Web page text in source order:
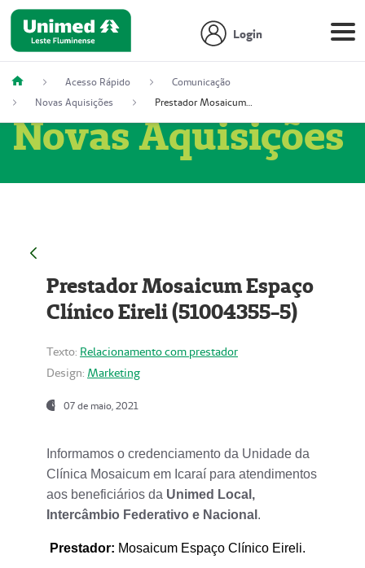
Login
Acesso Rápido
Comunicação
Novas Aquisições
Prestador Mosaicum Espaço Clínico Eireli (51004355-5)
Novas Aquisições
Prestador Mosaicum Espaço
Clínico Eireli (51004355-5)
Texto: Relacionamento com prestador
Design: Marketing
07 de maio, 2021
Informamos o credenciamento da Unidade da
Clínica Mosaicum em Icaraí para atendimentos
aos beneficiários da Unimed Local,
Intercâmbio Federativo e Nacional .
Prestador: Mosaicum Espaço Clínico Eireli.